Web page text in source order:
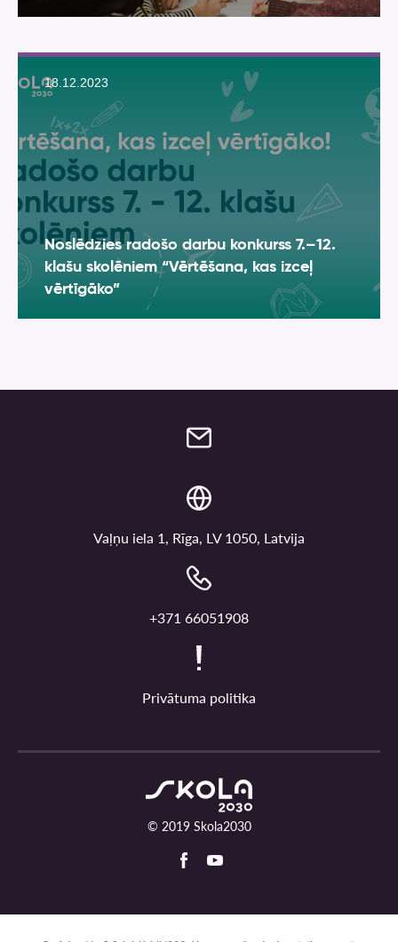
18.12.2023
Noslēdzies radošo darbu konkurss 7.–12.
klašu skolēniem “Vērtēšana, kas izceļ
vērtīgāko”
Vaļņu iela 1, Rīga, LV 1050, Latvija
+371 66051908
Privātuma politika
© 2019 Skola2030